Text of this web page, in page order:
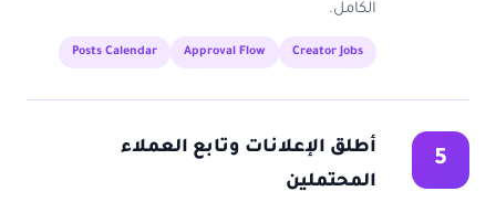
الكامل.
Creator Jobs
Approval Flow
Posts Calendar
5
أطلق الإعلانات وتابع العملاء
المحتملين